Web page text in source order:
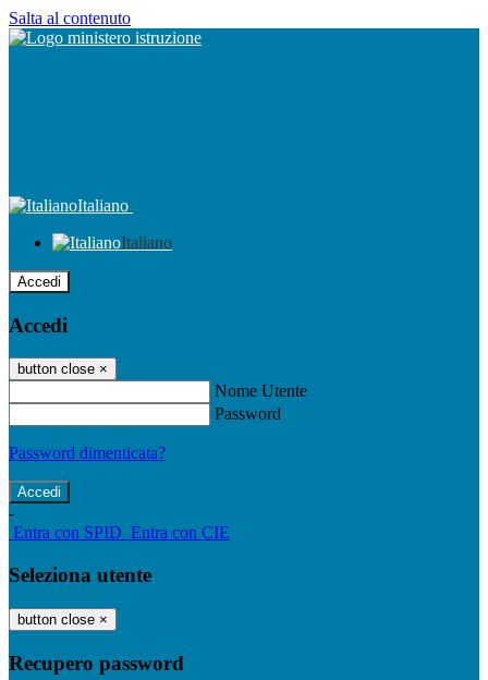
Salta al contenuto
Italiano
Italiano
Accedi
Accedi
button close ×
Nome Utente
Password
Password dimenticata?
-
Entra con SPID Entra con CIE
Seleziona utente
button close ×
Recupero password